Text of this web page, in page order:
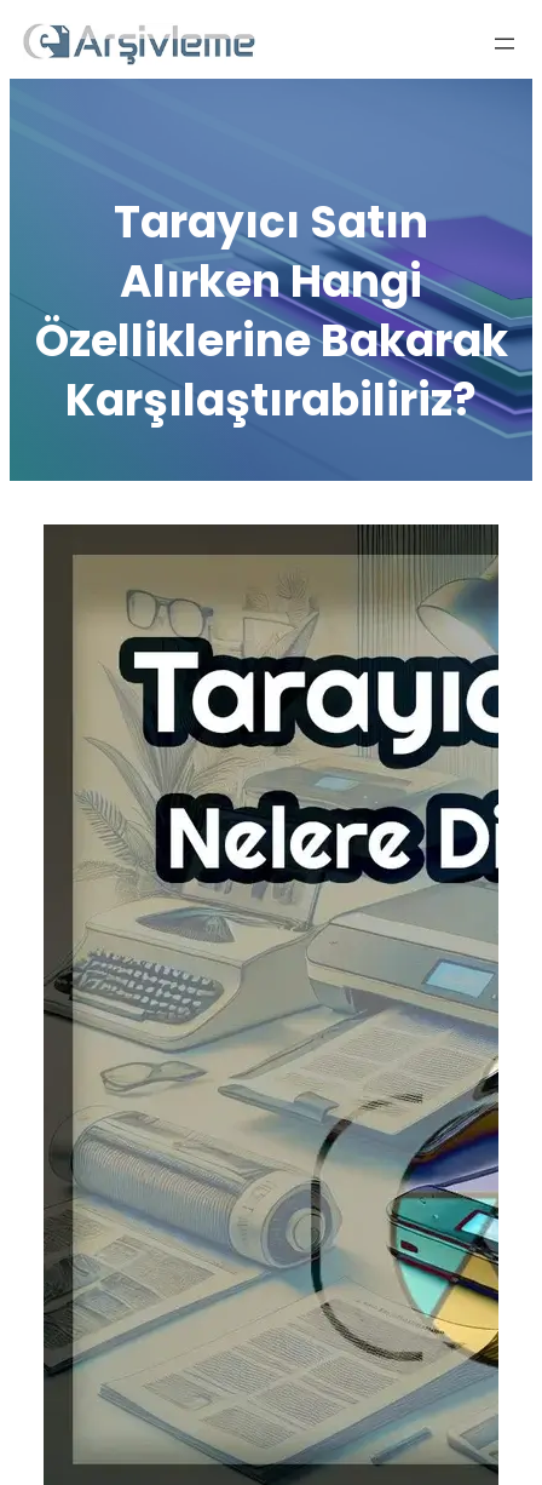
İçeriğe
geç
Tarayıcı Satın
Alırken Hangi
Özelliklerine Bakarak
Karşılaştırabiliriz?